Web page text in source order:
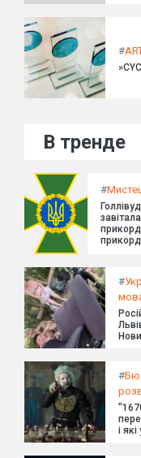
#
В тренде
#
#
#
і